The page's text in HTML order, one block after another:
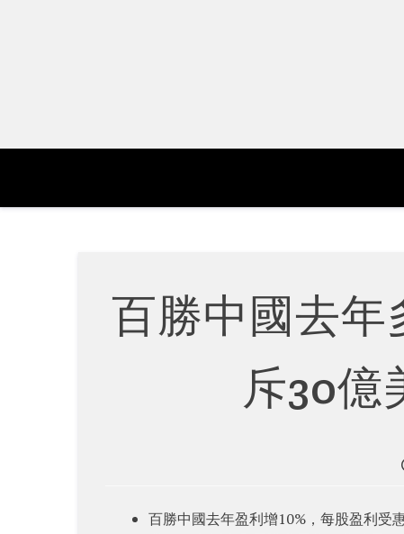
百勝中國去
斥30億
百勝中國去年盈利增10%，每股盈利受